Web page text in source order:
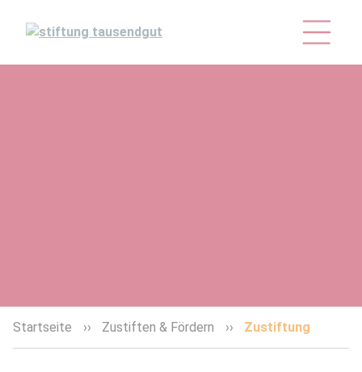
Startseite Zustiften & Fördern Zustiftung